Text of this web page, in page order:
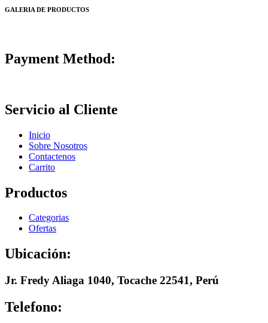
GALERIA DE PRODUCTOS
Payment Method:
Servicio al Cliente
Inicio
Sobre Nosotros
Contactenos
Carrito
Productos
Categorias
Ofertas
Ubicación:
Jr. Fredy Aliaga 1040, Tocache 22541, Perú
Telefono: